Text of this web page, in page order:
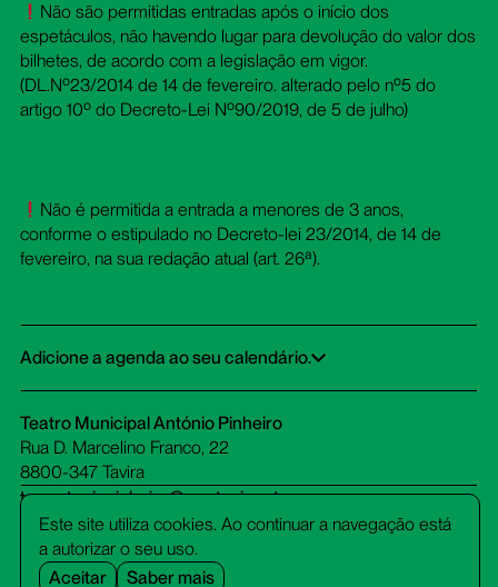
Não são permitidas entradas após o início dos
espetáculos, não havendo lugar para devolução do valor dos
bilhetes, de acordo com a legislação em vigor.
(DL.Nº23/2014 de 14 de fevereiro. alterado pelo nº5 do
artigo 10º do Decreto-Lei Nº90/2019, de 5 de julho)
Não é permitida a entrada a menores de 3 anos,
conforme o estipulado no Decreto-lei 23/2014, de 14 de
fevereiro, na sua redação atual (art. 26ª).
Teatro Municipal António Pinheiro
Rua D. Marcelino Franco, 22
8800-347 Tavira
tm-antoniopinheiro@cm-tavira.pt
bilheteira.tm-antoniopinheiro@cm-tavira.pt
281 320 510
(custo de chamada para rede fixa)
Adicione a agenda ao seu calendário.
Este site utiliza cookies. Ao continuar a navegação está
a autorizar o seu uso.
Aceitar
Saber mais